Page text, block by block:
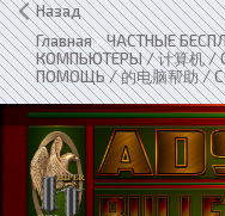
Назад
Главная»ЧАСТНЫЕ
КОМПЬЮТЕРЫ / 计算机 /
ПОМОЩЬ / 的电脑帮助 /